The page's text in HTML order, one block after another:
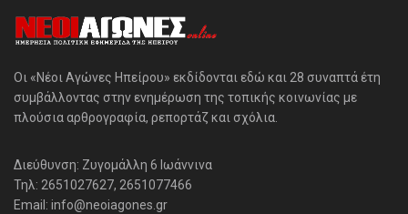
Οι «Νέοι Αγώνες Ηπείρου» εκδίδονται εδώ και 28 συναπτά έτη
συμβάλλοντας στην ενημέρωση της τοπικής κοινωνίας με
πλούσια αρθρογραφία, ρεπορτάζ και σχόλια.
Διεύθυνση: Ζυγομάλλη 6 Ιωάννινα
Τηλ: 2651027627, 2651077466
Email: info@neoiagones.gr